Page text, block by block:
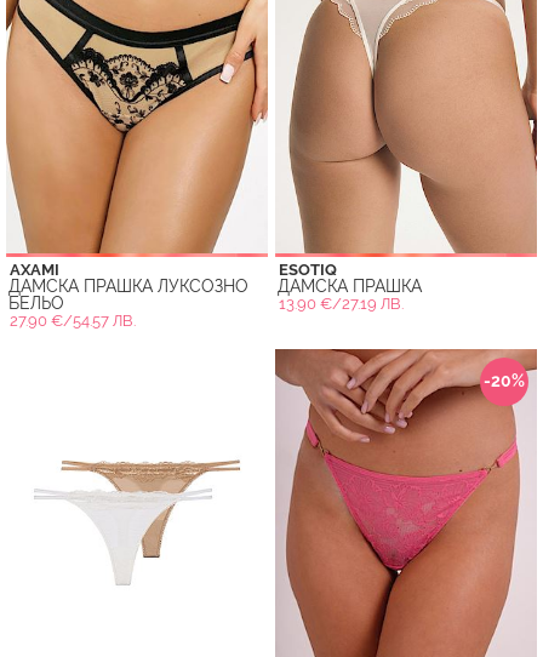
AXAMI
ДАМСКА ПРАШКА ЛУКСОЗНО
БЕЛЬО
27.90 €/54.57 ЛВ.
ESOTIQ
ДАМСКА ПРАШКА
13.90 €/27.19 ЛВ.
-20%